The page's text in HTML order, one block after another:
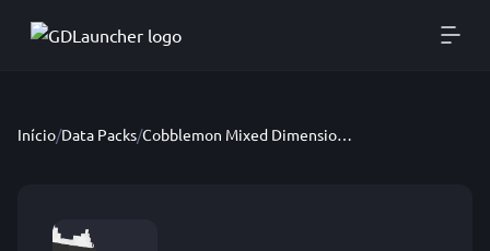
Início/Data Packs/ Cobblemon Mixed Dimensions (Can't upload the required showdown file right now, will be fixed soon. DM me if you want it)